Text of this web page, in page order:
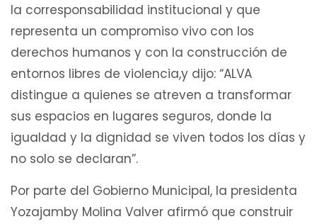
la corresponsabilidad institucional y que
representa un compromiso vivo con los
derechos humanos y con la construcción de
entornos libres de violencia,y dijo: “ALVA
distingue a quienes se atreven a transformar
sus espacios en lugares seguros, donde la
igualdad y la dignidad se viven todos los días y
no solo se declaran”.
Por parte del Gobierno Municipal, la presidenta
Yozajamby Molina Valver afirmó que construir